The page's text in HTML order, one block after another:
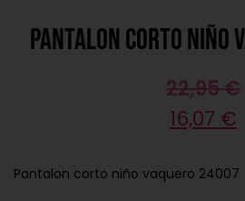
Pantalon corto niño
22,95€
16,07 €
Pantalon corto niño vaquero 24007